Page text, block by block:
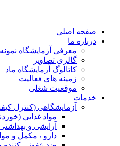
صفحه اصلی
درباره ما
معرفی آزمایشگاه
گالری تصاویر
کاتالوگ آزمایشگاه ماد
زمینه های فعالیت
موقعیت شغلی
خدمات
آزمایشگاهی (کنترل
مواد غذایی
آرایشی و بهداشتی
دارو ، مکمل و